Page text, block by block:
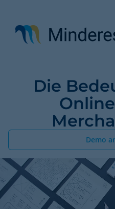
Inhalt
Die
Demo